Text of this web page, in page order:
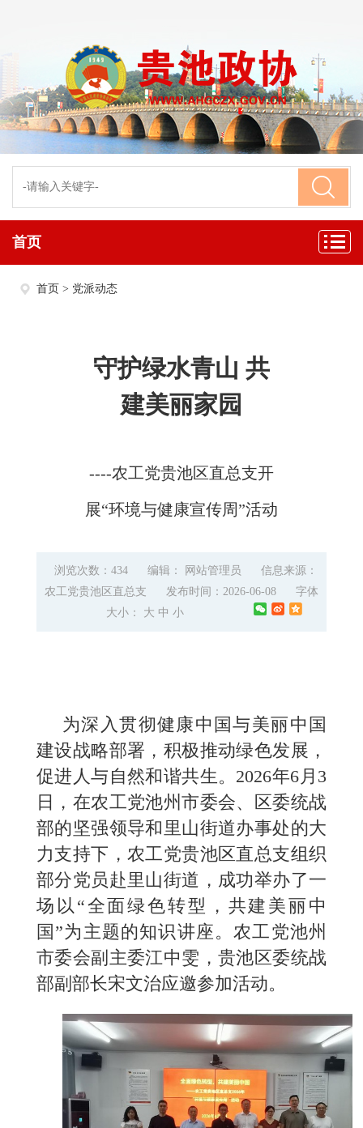
首页
首页 > 党派动态
守护绿水青山 共
建美丽家园
----农工党贵池区直总支开
展“环境与健康宣传周”活动
浏览次数：434 编辑： 网站管理员
信息来源：
农工党贵池区直总支
发布时间：2026-06-08
字体
大小： 大 中 小
为深入贯彻健康中国与美丽中国
建设战略部署，积极推动绿色发展，
促进人与自然和谐共生。2026年6月3
日，在农工党池州市委会、区委统战
部的坚强领导和里山街道办事处的大
力支持下，农工党贵池区直总支组织
部分党员赴里山街道，成功举办了一
场以“全面绿色转型，共建美丽中
国”为主题的知识讲座。农工党池州
市委会副主委江中雯，贵池区委统战
部副部长宋文治应邀参加活动。